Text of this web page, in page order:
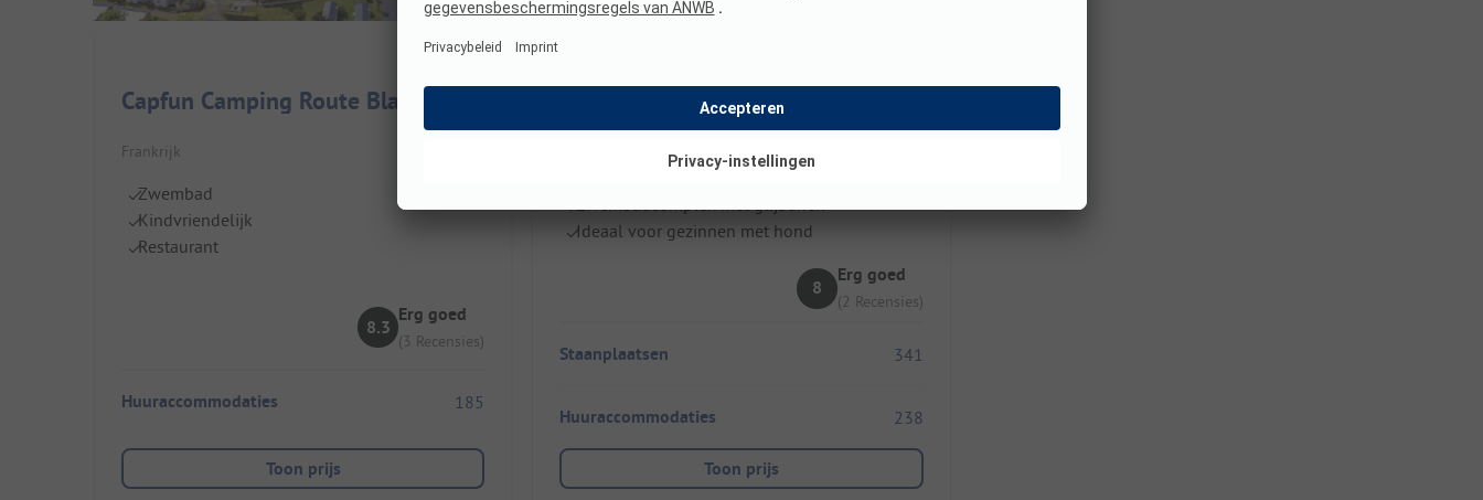
Capfun Camping Route Blanche
Frankrijk
Zwembad
Kindvriendelijk
Restaurant
8.3
Erg goed
(3 Recensies)
Huuraccommodaties 185
Toon prijs
Camping Les Îles
Frankrijk
Zwembadcomplex met glijbanen
Ideaal voor gezinnen met hond
8
Erg goed
(2 Recensies)
Staanplaatsen 341
Huuraccommodaties 238
Toon prijs